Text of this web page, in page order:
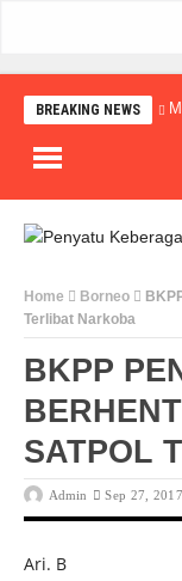
BREAKING NEWS
Home Borneo
Terlibat Narkoba
BKPP
SATPOL
Admin Sep 27, 2017
Ari. B